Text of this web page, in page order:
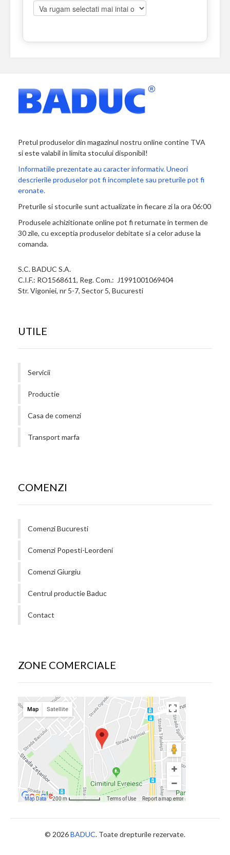
Pretul produselor din magazinul nostru online contine TVA
si este valabil in limita stocului disponibil!
Informatiile prezentate au caracter informativ. Uneori
descrierile produselor pot fi incomplete sau preturile pot fi
eronate.
Preturile si stocurile sunt actualizate in fiecare zi la ora 06:00
Produsele achizitionate online pot fi returnate in termen de
30 zile, cu exceptia produselor debitate si a celor aduse la
comanda.
S.C. BADUC S.A.
C.I.F.: RO1568611, Reg. Com.: J1991001069404
Str. Vigoniei, nr 5-7, Sector 5, Bucuresti
UTILE
Servicii
Productie
Casa de comenzi
Transport marfa
COMENZI
Comenzi Bucuresti
Comenzi Popesti-Leordeni
Comenzi Giurgiu
Centrul productie Baduc
Contact
ZONE COMERCIALE
© 2026BADUC. Toate drepturile rezervate.